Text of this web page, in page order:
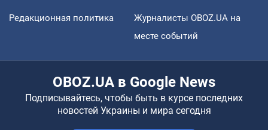
Редакционная политика
Журналисты OBOZ.UA на
месте событий
OBOZ.UA в Google News
Подписывайтесь, чтобы быть в курсе последних
новостей Украины и мира сегодня